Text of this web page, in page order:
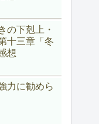
の下剋上・
十三章「冬
想
力に勧めら